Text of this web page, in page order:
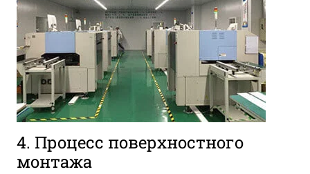
4. Процесс поверхностного
монтажа